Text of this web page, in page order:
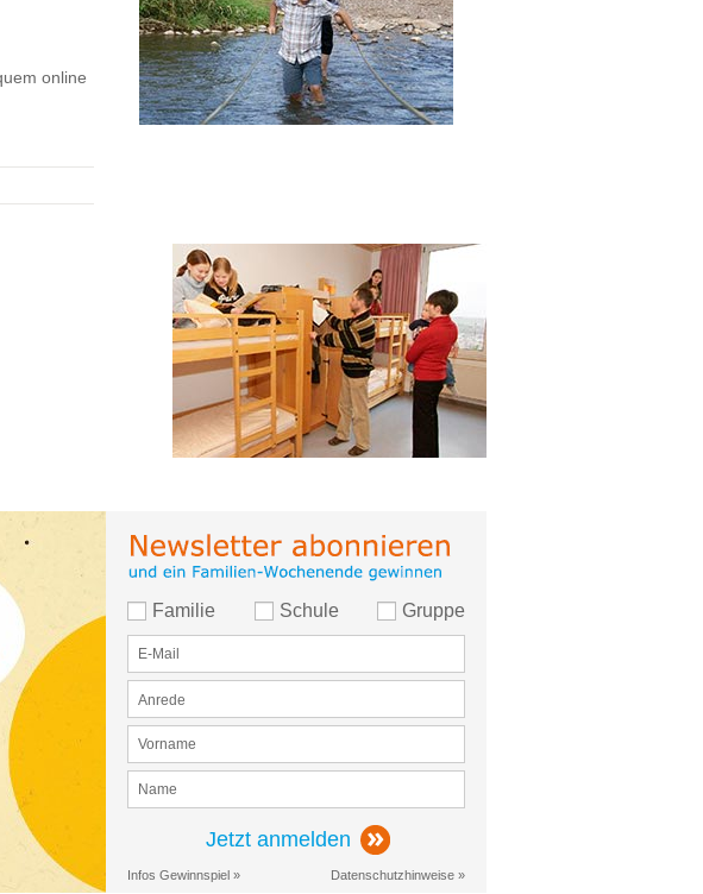
online
Familie Schule Gruppe
Jetzt anmelden
Infos Gewinnspiel » Datenschutzhinweise »